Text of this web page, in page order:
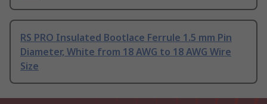
RS PRO Insulated Bootlace Ferrule 1.5 mm Pin
Diameter, White from 18 AWG to 18 AWG Wire
Size